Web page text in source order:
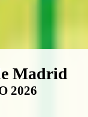
de
Madrid
2026